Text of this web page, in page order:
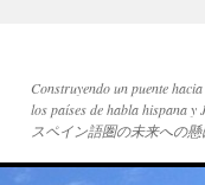
Construyendo un puente
los países de habla hispana y
スペイン語圏の未来への